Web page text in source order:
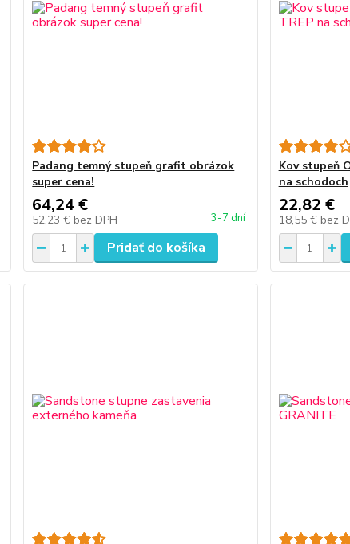
Padang temný stupeň grafit obrázok
super cena!
64,24 €
52,23 € bez DPH 3-7 dní
Pridať do košíka
Kov stupeň
na schodoch
22,82 €
18,55 € bez